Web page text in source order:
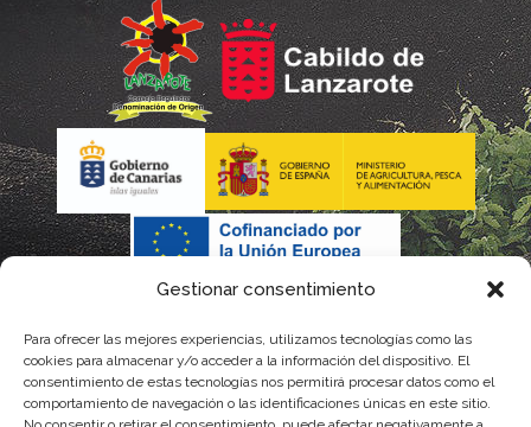
Gestionar consentimiento
Para ofrecer las mejores experiencias, utilizamos tecnologías como las
cookies para almacenar y/o acceder a la información del dispositivo. El
consentimiento de estas tecnologías nos permitirá procesar datos como el
comportamiento de navegación o las identificaciones únicas en este sitio.